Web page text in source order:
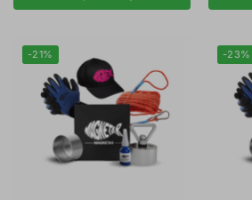
-21% -23%